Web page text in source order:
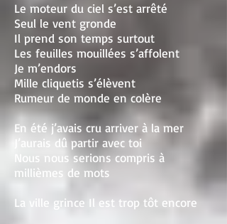
Le moteur du ciel s’est arrêté
Seul le vent gronde
Il prend son temps surtout
Les feuilles mouillées s’affolent
Je m’endors
Mille cliquetis s’élèvent
Rumeur de monde en colère
En été j’avais cru arriver à la mer
J’aurais dû partir avec toi
Nous nous serions compris à
millièmes de mots
La ville grince Il est trop tôt encore